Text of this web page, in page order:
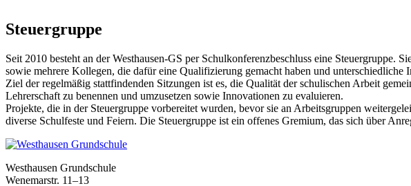
Steuergruppe
Seit 2010 besteht an der Westhausen-GS per Schulkonferenzbeschluss eine
sowie mehrere Kollegen, die dafür eine Qualifizierung gemacht haben und unterschiedliche
Ziel der regelmäßig stattfindenden Sitzungen ist es, die Qualität der schulischen Arbeit
Lehrerschaft zu benennen und umzusetzen sowie Innovationen zu evaluieren.
Projekte, die in der Steuergruppe vorbereitet wurden, bevor sie an Arbeitsgruppen
diverse Schulfeste und Feiern. Die Steuergruppe ist ein offenes Gremium, das sich über
Westhausen Grundschule
Wenemarstr. 11–13